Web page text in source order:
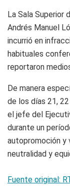
La Sala Superior
Andrés Manuel
incurrió en
habituales
reportaron
De manera
de los días 21,
el jefe del
durante un
autopromoción y
neutralidad y
Fuente original: